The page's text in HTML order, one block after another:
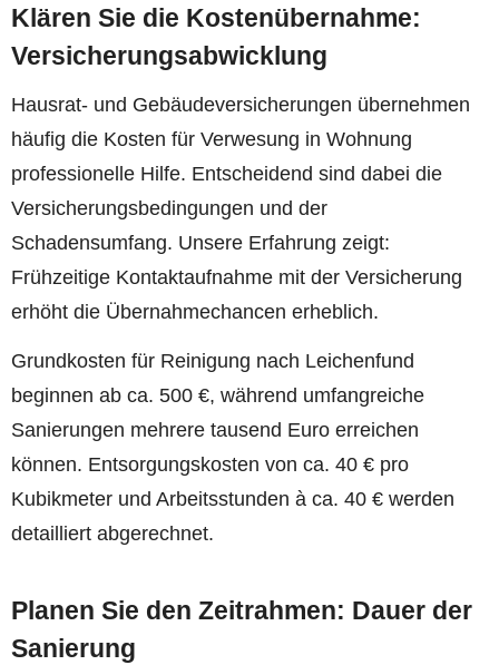
Klären Sie die Kostenübernahme:
Versicherungsabwicklung
Hausrat- und Gebäudeversicherungen übernehmen
häufig die Kosten für Verwesung in Wohnung
professionelle Hilfe. Entscheidend sind dabei die
Versicherungsbedingungen und der
Schadensumfang. Unsere Erfahrung zeigt:
Frühzeitige Kontaktaufnahme mit der Versicherung
erhöht die Übernahmechancen erheblich.
Grundkosten für Reinigung nach Leichenfund
beginnen ab ca. 500 €, während umfangreiche
Sanierungen mehrere tausend Euro erreichen
können. Entsorgungskosten von ca. 40 € pro
Kubikmeter und Arbeitsstunden à ca. 40 € werden
detailliert abgerechnet.
Planen Sie den Zeitrahmen: Dauer der
Sanierung